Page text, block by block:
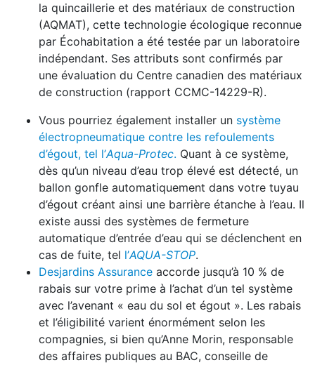
la quincaillerie et des matériaux de construction
(AQMAT), cette technologie écologique reconnue
par Écohabitation a été testée par un laboratoire
indépendant. Ses attributs sont confirmés par
une évaluation du Centre canadien des matériaux
de construction (rapport CCMC-14229-R).
Vous pourriez également installer un système
électropneumatique contre les refoulements
d’égout, tel l’Aqua-Protec. Quant à ce système,
dès qu’un niveau d’eau trop élevé est détecté, un
ballon gonfle automatiquement dans votre tuyau
d’égout créant ainsi une barrière étanche à l’eau. Il
existe aussi des systèmes de fermeture
automatique d’entrée d’eau qui se déclenchent en
cas de fuite, tel l’AQUA-STOP.
Desjardins Assurance accorde jusqu’à 10 % de
rabais sur votre prime à l’achat d’un tel système
avec l’avenant « eau du sol et égout ». Les rabais
et l’éligibilité varient énormément selon les
compagnies, si bien qu’Anne Morin, responsable
des affaires publiques au BAC, conseille de